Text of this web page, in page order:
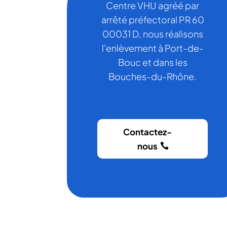
Centre VHU agréé par
arrêté préfectoral PR 60
00031 D, nous réalisons
l'enlèvement à Port-de-
Bouc et dans les
Bouches-du-Rhône.
Contactez-
nous